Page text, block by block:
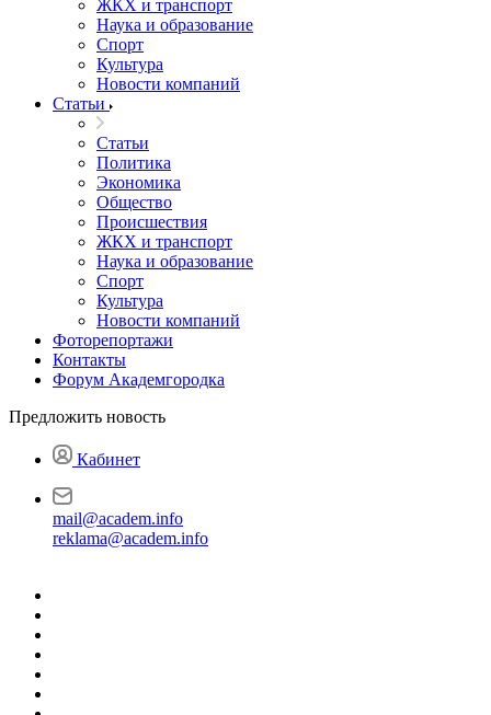
ЖКХ и транспорт
Наука и образование
Спорт
Культура
Новости компаний
Статьи
Статьи
Политика
Экономика
Общество
Происшествия
ЖКХ и транспорт
Наука и образование
Спорт
Культура
Новости компаний
Фоторепортажи
Контакты
Форум Академгородка
Предложить новость
Кабинет
mail@academ.info
reklama@academ.info